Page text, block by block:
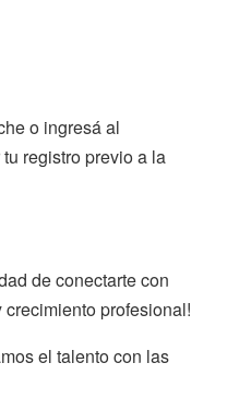
o ingresá al
registro previo a la
de conectarte con
profesional!
el talento con las